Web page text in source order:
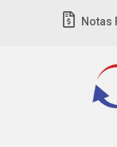
Notas